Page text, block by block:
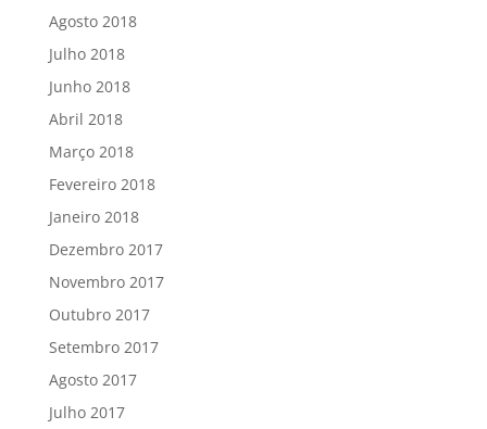
Agosto 2018
Julho 2018
Junho 2018
Abril 2018
Março 2018
Fevereiro 2018
Janeiro 2018
Dezembro 2017
Novembro 2017
Outubro 2017
Setembro 2017
Agosto 2017
Julho 2017